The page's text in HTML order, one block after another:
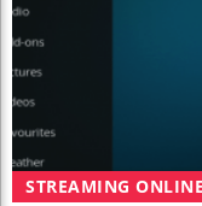
STREAMING ONLINE